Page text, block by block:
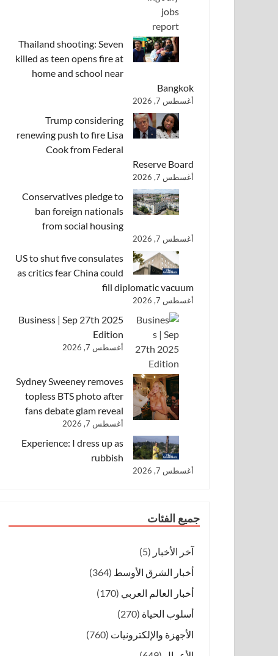
Thailand shooting: Seven
killed as teen opens fire at
home and school near
Bangkok
أغسطس 7, 2026
Trump considering
renewing push to fire Lisa
Cook from Federal
Reserve Board
أغسطس 7, 2026
Conservatives pledge to
ban foreign nationals
from social housing
أغسطس 7, 2026
US to shut five consulates
as critics fear China could
fill diplomatic vacuum
أغسطس 7, 2026
Business | Sep 27th 2025
Edition
أغسطس 7, 2026
Sydney Sweeney removes
topless BTS photo after
fans debate glam reveal
أغسطس 7, 2026
Experience: I dress up as
rubbish
أغسطس 7, 2026
جميع الفئات
آخر الأخبار (5)
أخبار الشرق الأوسط (364)
أخبار العالم العربي (170)
أسلوب الحياة (270)
الأجهزة والإلكترونيات (760)